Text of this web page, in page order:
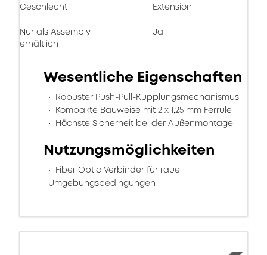
Geschlecht Extension
Nur als Assembly
erhältlich
Ja
Wesentliche Eigenschaften
Robuster Push-Pull-Kupplungsmechanismus
Kompakte Bauweise mit 2 x 1,25 mm Ferrule
Höchste Sicherheit bei der Außenmontage
Nutzungsmöglichkeiten
Fiber Optic Verbinder für raue
Umgebungsbedingungen